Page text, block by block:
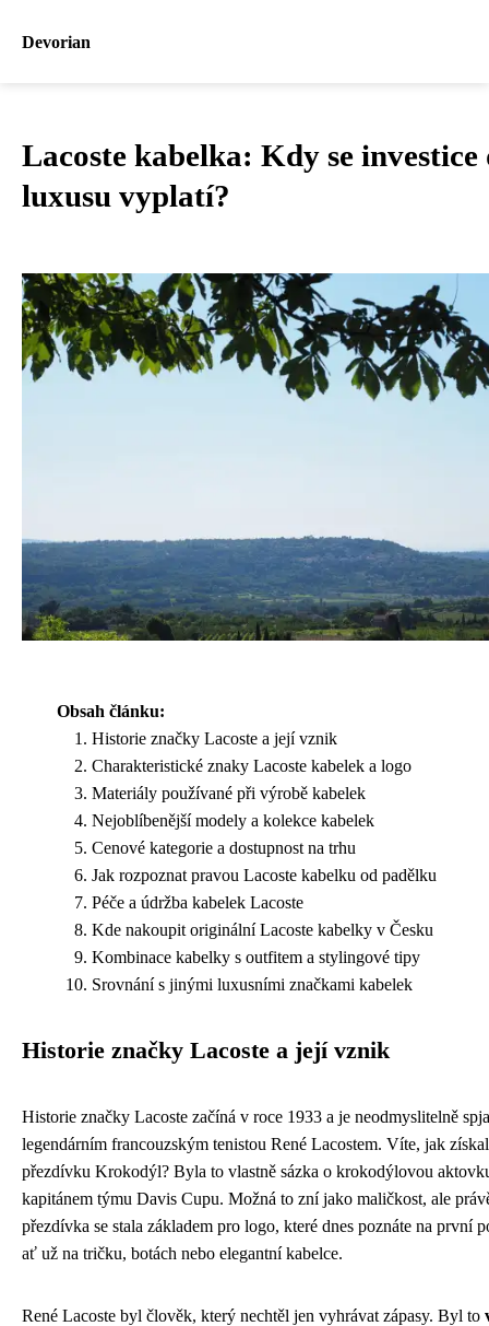
Devorian
Lacoste kabelka: Kdy se investice
luxusu vyplatí?
Obsah článku:
Historie značky Lacoste a její vznik
Charakteristické znaky Lacoste kabelek a logo
Materiály používané při výrobě kabelek
Nejoblíbenější modely a kolekce kabelek
Cenové kategorie a dostupnost na trhu
Jak rozpoznat pravou Lacoste kabelku od padělku
Péče a údržba kabelek Lacoste
Kde nakoupit originální Lacoste kabelky v Česku
Kombinace kabelky s outfitem a stylingové tipy
Srovnání s jinými luxusními značkami kabelek
Historie značky Lacoste a její vznik
Historie značky Lacoste začíná v roce 1933 a je neodmyslitelně
legendárním francouzským tenistou René Lacostem. Víte, jak získal
přezdívku Krokodýl? Byla to vlastně sázka o krokodýlovou
kapitánem týmu Davis Cupu. Možná to zní jako maličkost, ale
přezdívka se stala základem pro logo, které dnes poznáte na první
ať už na tričku, botách nebo elegantní kabelce.
René Lacoste byl člověk, který nechtěl jen vyhrávat zápasy. Byl to